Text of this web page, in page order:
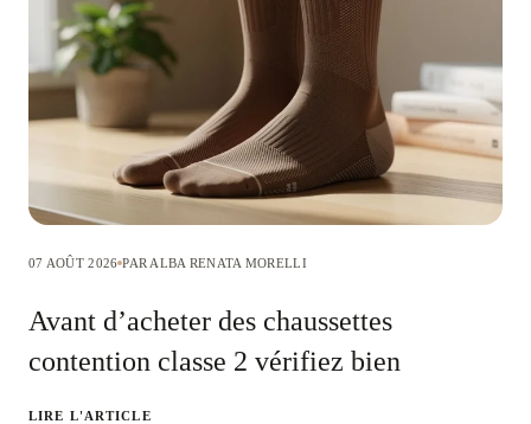
07 AOÛT 2026 PAR ALBA RENATA MORELLI
Avant d’acheter des chaussettes
contention classe 2 vérifiez bien
LIRE L'ARTICLE